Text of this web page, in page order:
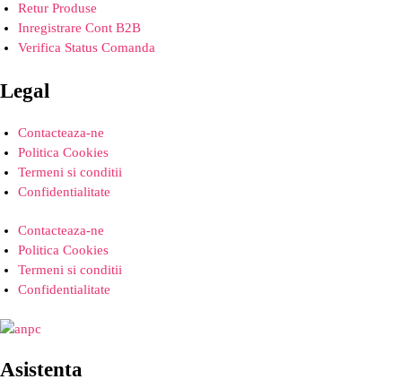
Retur Produse
Inregistrare Cont B2B
Verifica Status Comanda
Legal
Contacteaza-ne
Politica Cookies
Termeni si conditii
Confidentialitate
Contacteaza-ne
Politica Cookies
Termeni si conditii
Confidentialitate
Asistenta